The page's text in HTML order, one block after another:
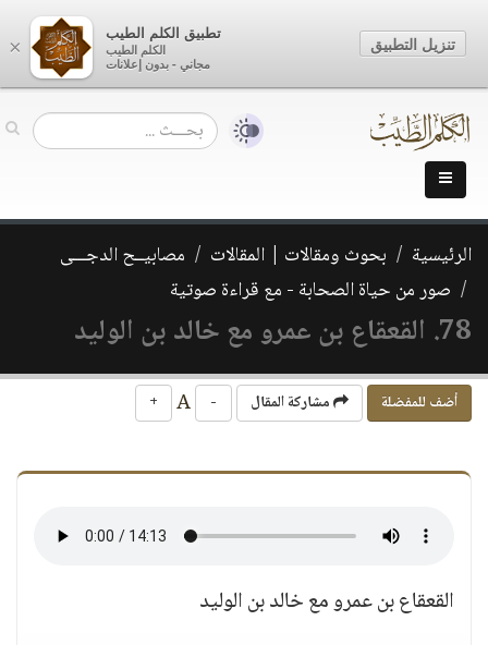
الرئيسية بحوث ومقالات | المقالات
مصابيــح الدجـــى
صور من حياة الصحابة - مع قراءة صوتية
78. القعقاع بن عمرو مع خالد بن الوليد
أضف للمفضلة مشاركة المقال -
+
القعقاع بن عمرو مع خالد بن الوليد
×
تطبيق الكلم الطيب
الكلم الطيب
مجاني - بدون إعلانات
تنزيل التطبيق